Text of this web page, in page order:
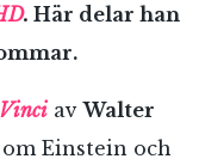
. Här delar han
avWalter
Einstein och